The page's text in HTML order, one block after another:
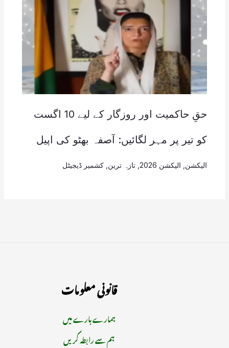
حقِ حاکمیت اور روزگار کے لیے 10 اگست
کو تیر پر مہر لگائیں: آصفہ بھٹو کی اپیل
الیکشن الیکشن 2026 , تازہ ترین کشمیر ڈیجیٹل
قانونی معلومات
ہمارے بارے میں
ہم سے رابطہ کریں